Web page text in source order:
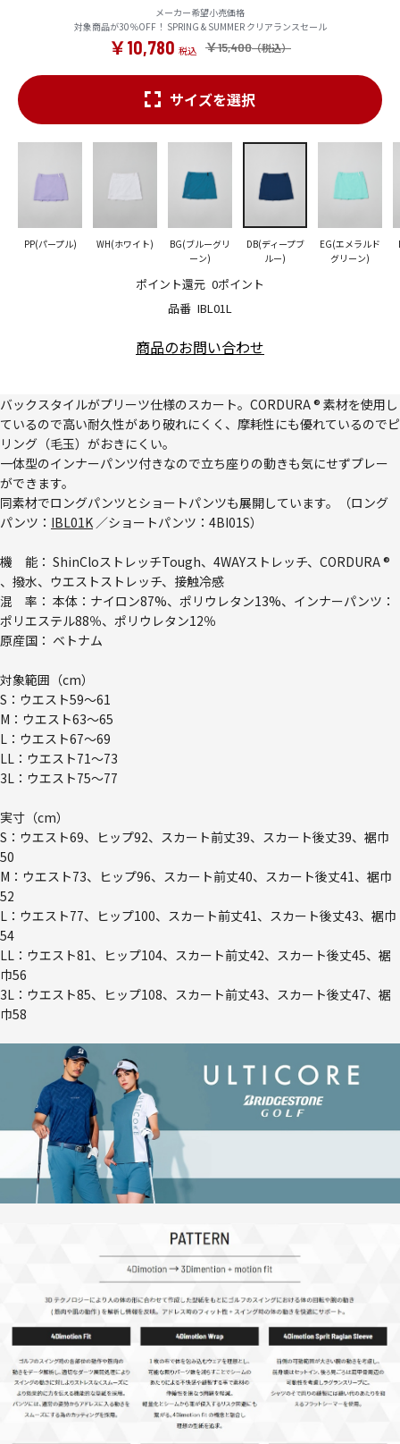
メーカー希望小売価格
対象商品が30％OFF！ SPRING & SUMMER クリアランスセール
￥15,400
￥10,780
品番 IBL01L
ポイント還元 0ポイント
サイズを選択
PP(パープル) WH(ホワイト)
BG(ブルーグリ
ーン)
DB(ディープブ
ルー)
EG(エメラルド
グリーン)
商品のお問い合わせ
バックスタイルがプリーツ仕様のスカート。CORDURA ® 素材を使用し
ているので高い耐久性があり破れにくく、摩耗性にも優れているのでピ
リング（毛玉）がおきにくい。
一体型のインナーパンツ付きなので立ち座りの動きも気にせずプレー
ができます。
同素材でロングパンツとショートパンツも展開しています。（ロング
パンツ： IBL01K ／ショートパンツ： 4BI01S）
機 能： ShinCloストレッチTough、4WAYストレッチ、CORDURA ®
、撥水、ウエストストレッチ、接触冷感
混 率： 本体：ナイロン87%、ポリウレタン13%、インナーパンツ：
ポリエステル88％、ポリウレタン12％
原産国： ベトナム
対象範囲（cm）
S：ウエスト59～61
M：ウエスト63～65
L：ウエスト67～69
LL：ウエスト71～73
3L：ウエスト75～77
実寸（cm）
S：ウエスト69、ヒップ92、スカート前丈39、スカート後丈39、裾巾
50
M：ウエスト73、ヒップ96、スカート前丈40、スカート後丈41、裾巾
52
L：ウエスト77、ヒップ100、スカート前丈41、スカート後丈43、裾巾
54
LL：ウエスト81、ヒップ104、スカート前丈42、スカート後丈45、裾
巾56
3L：ウエスト85、ヒップ108、スカート前丈43、スカート後丈47、裾
巾58